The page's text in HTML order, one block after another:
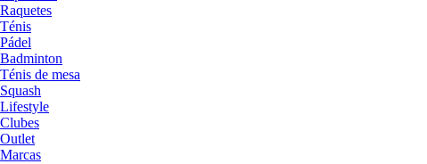
Raquetes
Ténis
Pádel
Badminton
Ténis de mesa
Squash
Lifestyle
Clubes
Outlet
Marcas